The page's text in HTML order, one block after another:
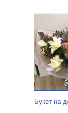
Букет на